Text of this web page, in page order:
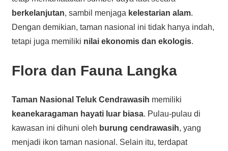
berkelanjutan, sambil menjaga kelestarian alam.
Dengan demikian, taman nasional ini tidak hanya indah,
tetapi juga memiliki nilai ekonomis dan ekologis.
Flora dan Fauna Langka
Taman Nasional Teluk Cendrawasih memiliki
keanekaragaman hayati luar biasa. Pulau-pulau di
kawasan ini dihuni oleh burung cendrawasih, yang
menjadi ikon taman nasional. Selain itu, terdapat